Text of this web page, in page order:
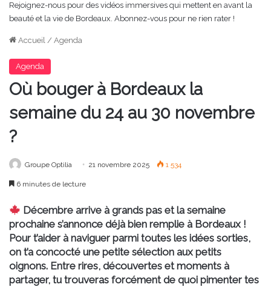
Rejoignez-nous pour des vidéos immersives qui mettent en avant la
beauté et la vie de Bordeaux. Abonnez-vous pour ne rien rater !
Accueil / Agenda
Agenda
Où bouger à Bordeaux la
semaine du 24 au 30 novembre
?
Groupe Optilia 21 novembre 2025 1 534
6 minutes de lecture
Décembre arrive à grands pas et la semaine
prochaine s’annonce déjà bien remplie à Bordeaux !
Pour t’aider à naviguer parmi toutes les idées sorties,
on t’a concocté une petite sélection aux petits
oignons. Entre rires, découvertes et moments à
partager, tu trouveras forcément de quoi pimenter tes